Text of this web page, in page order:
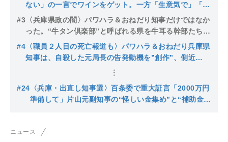
ない」の一言でワインをゲット。一方「生意気で」「目
立った」職員にはキレ散らかすパワハラ三昧…“妨害工
作”もおこなわれた百条委員会の中身
#3 〈兵庫県政の闇〉パワハラ＆おねだり知事だけではなか
った。“牛タン倶楽部”と呼ばれる県を牛耳る幹部たちの
「恐怖政治」…副知事の涙も関係者は「アホらしい」
#4 〈職員２人目の死亡報道も〉パワハラ＆おねだり兵庫県
知事は、自殺した元局長の告発動機を”創作”、側近
の“牛タン倶楽部”は公益通報者つぶしに狂奔。記者の直
#24 〈兵庫・出直し知事選〉百条委で重大証言「2000万円
準備して」片山元副知事の“怪しい金集め”と“補助金４
ニュース